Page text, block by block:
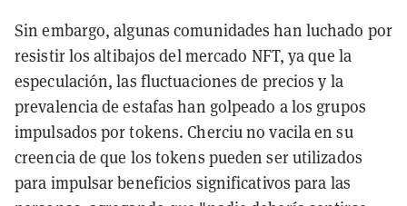
Sin embargo, algunas comunidades han luchado por
resistir los altibajos del mercado NFT, ya que la
especulación, las fluctuaciones de precios y la
prevalencia de estafas han golpeado a los grupos
impulsados por tokens. Cherciu no vacila en su
creencia de que los tokens pueden ser utilizados
para impulsar beneficios significativos para las